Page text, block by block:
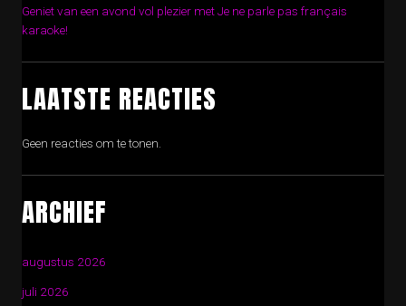
Geniet van een avond vol plezier met Je ne parle pas français
karaoke!
LAATSTE REACTIES
Geen reacties om te tonen.
ARCHIEF
augustus 2026
juli 2026